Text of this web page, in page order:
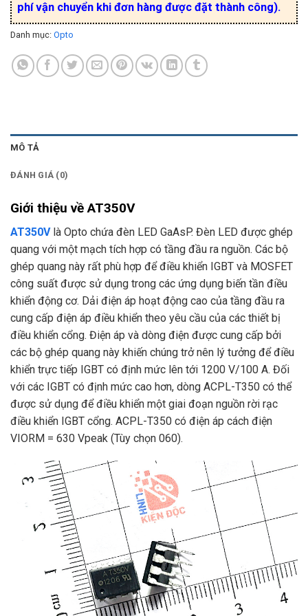
phí vận chuyển khi đơn hàng được đặt thành công).
Danh mục: Opto
MÔ TẢ
ĐÁNH GIÁ (0)
Giới thiệu về AT350V
AT350Vlà Opto chứa đèn LED GaAsP. Đèn LED được ghép
quang với một mạch tích hợp có tầng đầu ra nguồn. Các bộ
ghép quang này rất phù hợp để điều khiển IGBT và MOSFET
công suất được sử dụng trong các ứng dụng biến tần điều
khiển động cơ. Dải điện áp hoạt động cao của tầng đầu ra
cung cấp điện áp điều khiển theo yêu cầu của các thiết bị
điều khiển cổng. Điện áp và dòng điện được cung cấp bởi
các bộ ghép quang này khiến chúng trở nên lý tưởng để điều
khiển trực tiếp IGBT có định mức lên tới 1200 V/100 A. Đối
với các IGBT có định mức cao hơn, dòng ACPL-T350 có thể
được sử dụng để điều khiển một giai đoạn nguồn rời rạc
điều khiển IGBT cổng. ACPL-T350 có điện áp cách điện
VIORM = 630 Vpeak (Tùy chọn 060).